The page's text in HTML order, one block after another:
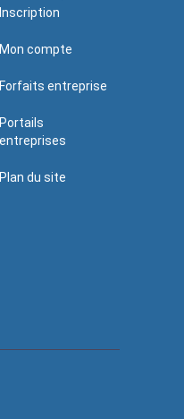
Inscription
Mon compte
Forfaits entreprise
Portails
entreprises
Plan du site